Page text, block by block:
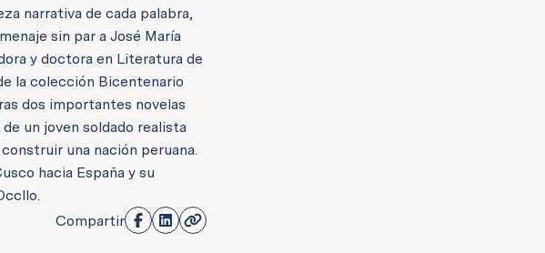
narrativa de cada palabra,
sin par a José María
y doctora en Literatura de
la colección Bicentenario
dos importantes novelas
un joven soldado realista
una nación peruana.
hacia España y su
Compartir